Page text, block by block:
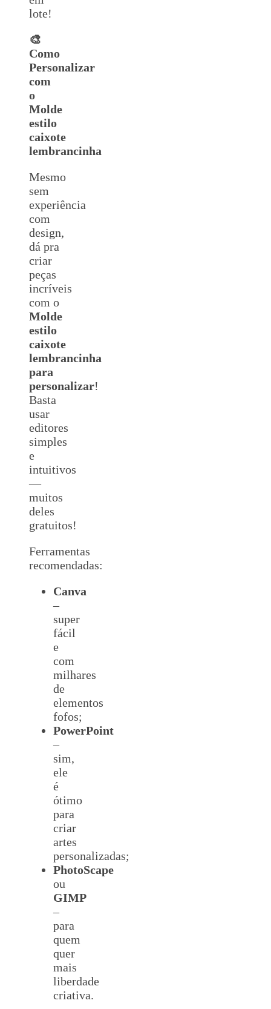
lote!
🎨
Como
Personalizar
com
o
Molde
estilo
caixote
lembrancinha
Mesmo
sem
experiência
com
design,
dá pra
criar
peças
incríveis
com o
Molde
estilo
caixote
lembrancinha
para
personalizar!
Basta
usar
editores
simples
e
intuitivos
—
muitos
deles
gratuitos!
Ferramentas
recomendadas:
Canva
–
super
fácil
e
com
milhares
de
elementos
fofos;
PowerPoint
–
sim,
ele
é
ótimo
para
criar
artes
personalizadas;
PhotoScape
ou
GIMP
–
para
quem
quer
mais
liberdade
criativa.